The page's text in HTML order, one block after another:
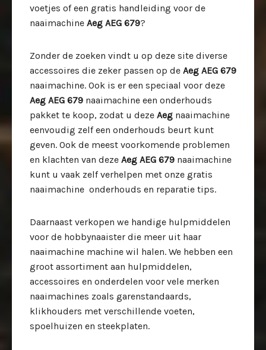
voetjes of een gratis handleiding voor de
naaimachine Aeg AEG 679?
Zonder de zoeken vindt u op deze site diverse
accessoires die zeker passen op de Aeg AEG 679
naaimachine. Ook is er een speciaal voor deze
Aeg AEG 679 naaimachine een onderhouds
pakket te koop, zodat u deze Aeg naaimachine
eenvoudig zelf een onderhouds beurt kunt
geven. Ook de meest voorkomende problemen
en klachten van deze Aeg AEG 679 naaimachine
kunt u vaak zelf verhelpen met onze gratis
naaimachine onderhouds en reparatie tips.
Daarnaast verkopen we handige hulpmiddelen
voor de hobbynaaister die meer uit haar
naaimachine machine wil halen. We hebben een
groot assortiment aan hulpmiddelen,
accessoires en onderdelen voor vele merken
naaimachines zoals garenstandaards,
klikhouders met verschillende voeten,
spoelhuizen en steekplaten.